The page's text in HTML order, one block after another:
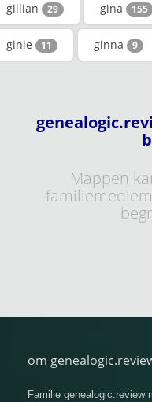
gillian 29 gina 155
ginie 11 ginna 9
Mappen
om
Familie genealogic.review